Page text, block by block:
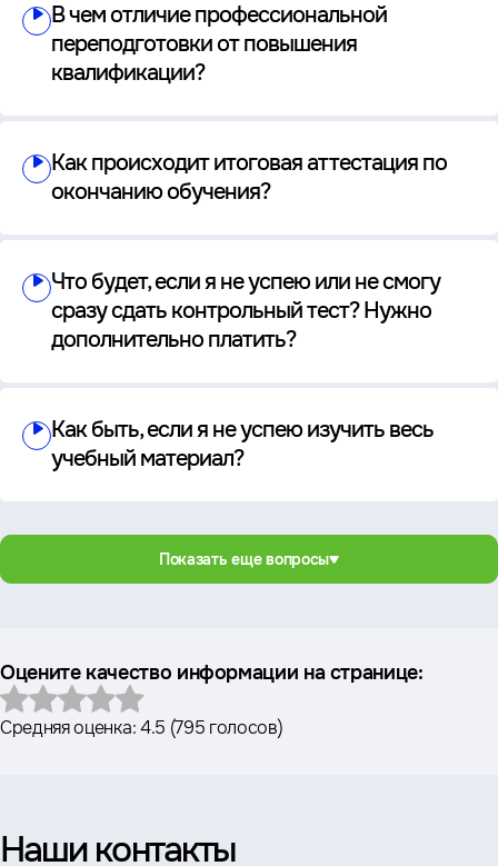
В чем отличие профессиональной
переподготовки от повышения
квалификации?
Как происходит итоговая аттестация по
окончанию обучения?
Что будет, если я не успею или не смогу
сразу сдать контрольный тест? Нужно
дополнительно платить?
Как быть, если я не успею изучить весь
учебный материал?
Показать еще вопросы
Оцените качество информации на странице:
Средняя оценка:4.5 (795 голосов)
Наши контакты